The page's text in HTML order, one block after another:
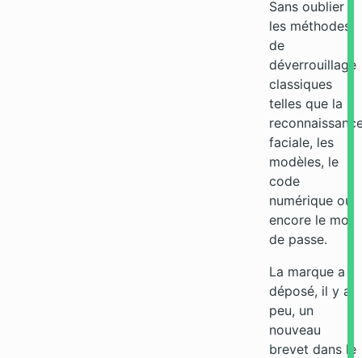
Sans oublier
les méthodes
de
déverrouillage
classiques
telles que la
faciale, les
modèles, le
code
numérique ou
encore le mot
de passe.
La marque a
déposé, il y a
peu, un
nouveau
brevet dans le